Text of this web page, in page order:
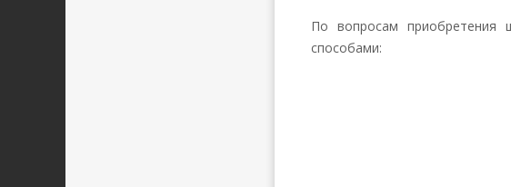
По вопросам приобретения
способами: